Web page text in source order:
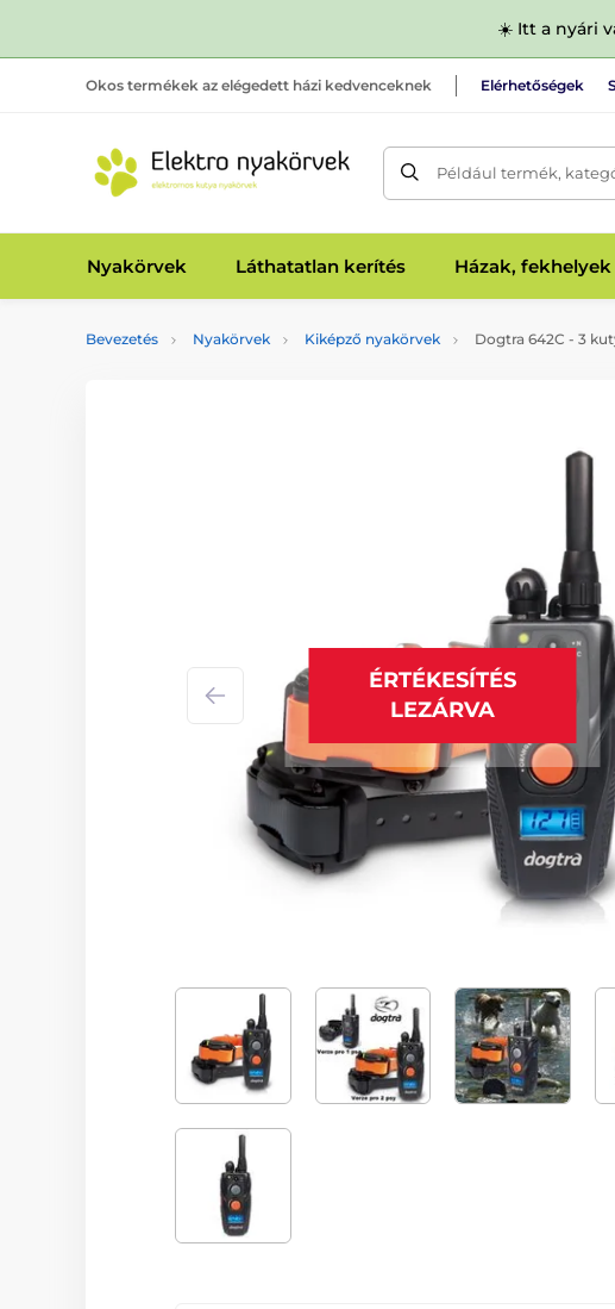
☀️ Itt a nyári
Okos termékek az elégedett házi kedvenceknek Elérhetőségek
Például termék,
Nyakörvek Láthatatlan kerítés Házak, fekhelyek
Bevezetés Nyakörvek Kiképző nyakörvek Dogtra 642C - 3
ÉRTÉKESÍTÉS
LEZÁRVA